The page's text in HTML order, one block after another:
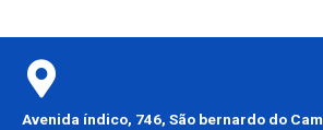
Avenida índico, 746, São bernardo do